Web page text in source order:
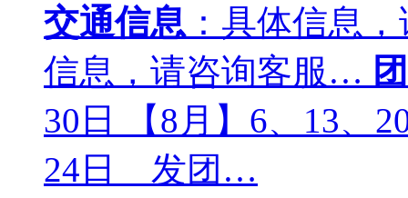
交通信息 ：具体信息
信息，请咨询客服…
30日 【8月】6、13、
24日 发团…